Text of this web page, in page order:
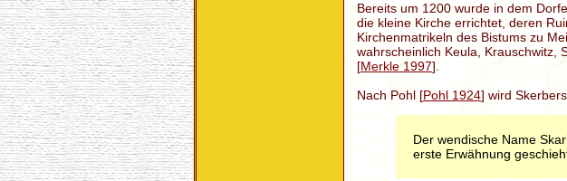
Bereits um 1200 wurde in dem
die kleine Kirche errichtet, deren
Kirchenmatrikeln des Bistums zu
wahrscheinlich Keula, Krauschwitz,
[Merkle 1997].
Nach Pohl [Pohl 1924] wird
Der wendische Name
erste Erwähnung